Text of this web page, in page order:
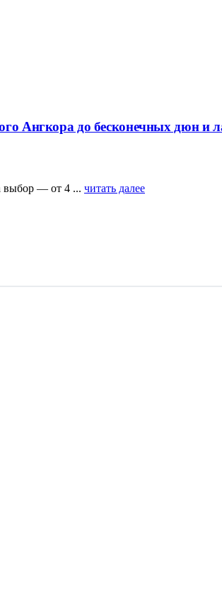
Ангкора до бесконечных дюн и
выбор — от 4 ... читать далее